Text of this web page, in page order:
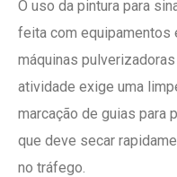
O uso da pintura para
feita com equipamentos
máquinas
atividade exige uma
marcação de guias para
que deve secar
no tráfego.